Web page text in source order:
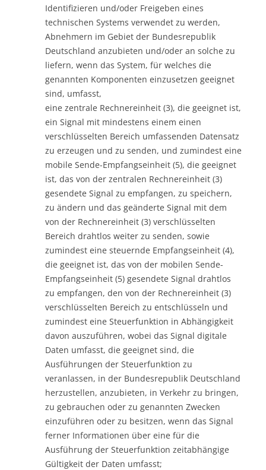
Identifizieren und/oder Freigeben eines
technischen Systems verwendet zu werden,
Abnehmern im Gebiet der Bundesrepublik
Deutschland anzubieten und/oder an solche zu
liefern, wenn das System, für welches die
genannten Komponenten einzusetzen geeignet
sind, umfasst,
eine zentrale Rechnereinheit (3), die geeignet ist,
ein Signal mit mindestens einem einen
verschlüsselten Bereich umfassenden Datensatz
zu erzeugen und zu senden, und zumindest eine
mobile Sende-Empfangseinheit (5), die geeignet
ist, das von der zentralen Rechnereinheit (3)
gesendete Signal zu empfangen, zu speichern,
zu ändern und das geänderte Signal mit dem
von der Rechnereinheit (3) verschlüsselten
Bereich drahtlos weiter zu senden, sowie
zumindest eine steuernde Empfangseinheit (4),
die geeignet ist, das von der mobilen Sende-
Empfangseinheit (5) gesendete Signal drahtlos
zu empfangen, den von der Rechnereinheit (3)
verschlüsselten Bereich zu entschlüsseln und
zumindest eine Steuerfunktion in Abhängigkeit
davon auszuführen, wobei das Signal digitale
Daten umfasst, die geeignet sind, die
Ausführungen der Steuerfunktion zu
veranlassen, in der Bundesrepublik Deutschland
herzustellen, anzubieten, in Verkehr zu bringen,
zu gebrauchen oder zu genannten Zwecken
einzuführen oder zu besitzen, wenn das Signal
ferner Informationen über eine für die
Ausführung der Steuerfunktion zeitabhängige
Gültigkeit der Daten umfasst;